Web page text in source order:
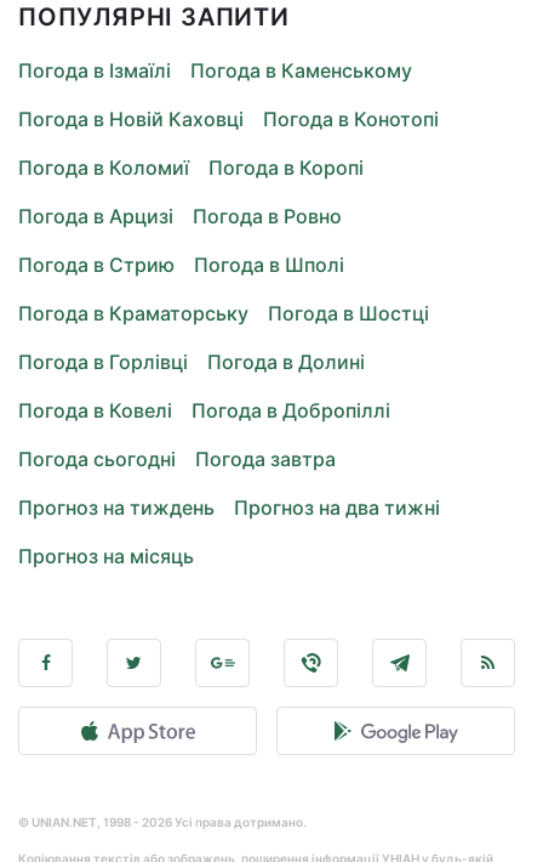
ПОПУЛЯРНІ ЗАПИТИ
Погода в Ізмаїлі
Погода в Каменському
Погода в Новій Каховці
Погода в Конотопі
Погода в Коломиї
Погода в Коропі
Погода в Арцизі
Погода в Ровно
Погода в Стрию
Погода в Шполі
Погода в Краматорську
Погода в Шостці
Погода в Горлівці
Погода в Долині
Погода в Ковелі
Погода в Добропіллі
Погода сьогодні
Погода завтра
Прогноз на тиждень
Прогноз на два тижні
Прогноз на місяць
© UNIAN.NET, 1998 - 2026 Усі права дотримано.
Копіювання текстів або зображень, поширення інформації УНІАН у будь-якій